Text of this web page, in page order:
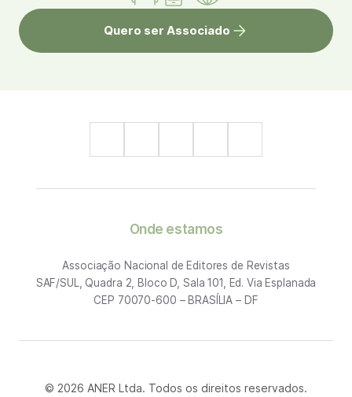
Quero ser Associado
Onde estamos
Associação Nacional de Editores de Revistas
SAF/SUL, Quadra 2, Bloco D, Sala 101, Ed. Via Esplanada
CEP 70070-600 – BRASÍLIA – DF
© 2026 ANER Ltda. Todos os direitos reservados.